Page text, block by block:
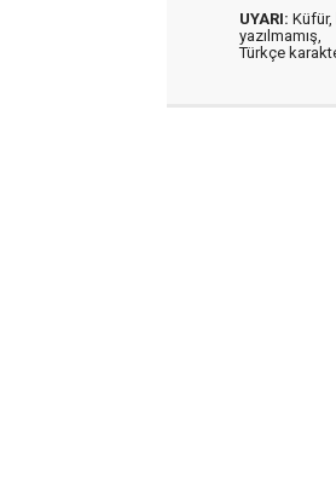
UYARI: Küfür,
yazılmamış,
Türkçe